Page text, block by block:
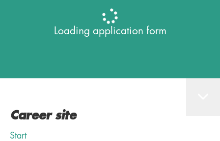
Loading application form
Career site
Start